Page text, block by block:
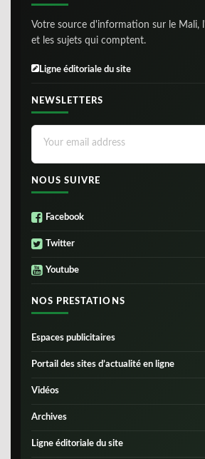
Votre source d'information sur le Mali,
et les sujets qui comptent.
Ligne éditoriale du site
NEWSLETTERS
NOUS SUIVRE
Facebook
Twitter
Youtube
NOS PRESTATIONS
Espaces publicitaires
Portail des sites d’actualité en ligne
Vidéos
Archives
Ligne éditoriale du site